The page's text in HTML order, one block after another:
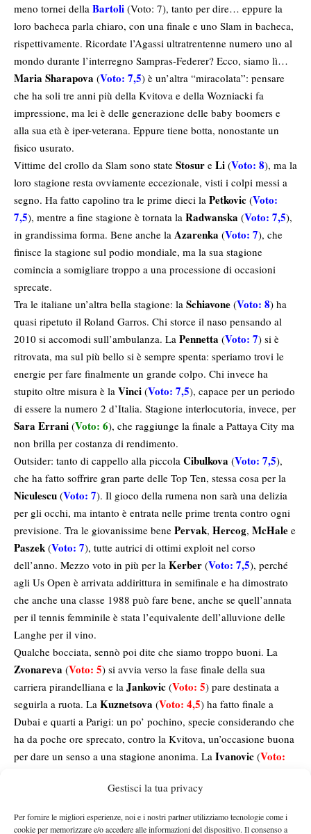
Gestisci la tua privacy
Per fornire le migliori esperienze, noi e i nostri partner utilizziamo tecnologie come i
cookie per memorizzare e/o accedere alle informazioni del dispositivo. Il consenso a
meno tornei della Bartoli (Voto: 7), tanto per dire… eppure la
loro bacheca parla chiaro, con una finale e uno Slam in bacheca,
rispettivamente. Ricordate l’Agassi ultratrentenne numero uno al
mondo durante l’interregno Sampras-Federer? Ecco, siamo lì…
Maria Sharapova (Voto: 7,5) è un’altra “miracolata”: pensare
che ha soli tre anni più della Kvitova e della Wozniacki fa
impressione, ma lei è delle generazione delle baby boomers e
alla sua età è iper-veterana. Eppure tiene botta, nonostante un
fisico usurato.
Vittime del crollo da Slam sono state Stosur e Li (Voto: 8), ma la
loro stagione resta ovviamente eccezionale, visti i colpi messi a
segno. Ha fatto capolino tra le prime dieci la Petkovic (Voto:
7,5), mentre a fine stagione è tornata la Radwanska (Voto: 7,5),
in grandissima forma. Bene anche la Azarenka (Voto: 7), che
finisce la stagione sul podio mondiale, ma la sua stagione
comincia a somigliare troppo a una processione di occasioni
sprecate.
Tra le italiane un’altra bella stagione: la Schiavone (Voto: 8) ha
quasi ripetuto il Roland Garros. Chi storce il naso pensando al
2010 si accomodi sull’ambulanza. La Pennetta (Voto: 7) si è
ritrovata, ma sul più bello si è sempre spenta: speriamo trovi le
energie per fare finalmente un grande colpo. Chi invece ha
stupito oltre misura è la Vinci (Voto: 7,5), capace per un periodo
di essere la numero 2 d’Italia. Stagione interlocutoria, invece, per
Sara Errani (Voto: 6), che raggiunge la finale a Pattaya City ma
non brilla per costanza di rendimento.
Outsider: tanto di cappello alla piccola Cibulkova (Voto: 7,5),
che ha fatto soffrire gran parte delle Top Ten, stessa cosa per la
Niculescu (Voto: 7). Il gioco della rumena non sarà una delizia
per gli occhi, ma intanto è entrata nelle prime trenta contro ogni
previsione. Tra le giovanissime bene Pervak, Hercog, McHale e
Paszek (Voto: 7), tutte autrici di ottimi exploit nel corso
dell’anno. Mezzo voto in più per la Kerber (Voto: 7,5), perché
agli Us Open è arrivata addirittura in semifinale e ha dimostrato
che anche una classe 1988 può fare bene, anche se quell’annata
per il tennis femminile è stata l’equivalente dell’alluvione delle
Langhe per il vino.
Qualche bocciata, sennò poi dite che siamo troppo buoni. La
Zvonareva (Voto: 5) si avvia verso la fase finale della sua
carriera pirandelliana e la Jankovic (Voto: 5) pare destinata a
seguirla a ruota. La Kuznetsova (Voto: 4,5) ha fatto finale a
Dubai e quarti a Parigi: un po’ pochino, specie considerando che
ha da poche ore sprecato, contro la Kvitova, un’occasione buona
per dare un senso a una stagione anonima. La Ivanovic (Voto:
una finale. Ah, sì, scusate: ha vinto il Master B di Bali (io non me
E chiudiamo proprio colMaster B di Bali(Voto: 0): la Ivanovic